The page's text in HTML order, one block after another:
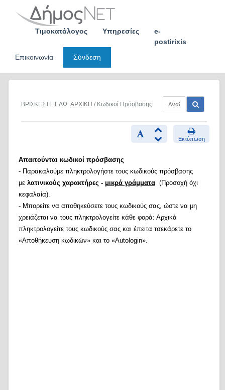
Τιμοκατάλογος Υπηρεσίες
e-
postirixis
Επικοινωνία
Σύνδεση
ΒΡΙΣΚΕΣΤΕ ΕΔΩ: ΑΡΧΙΚΗ / Κωδικοί Πρόσβασης
Εκτύπωση
Απαιτούνται κωδικοί πρόσβασης
- Παρακαλούμε πληκτρολογήστε τους κωδικούς πρόσβασης
με λατινικούς χαρακτήρες - μικρά γράμματα(Προσοχή όχι
κεφαλαία).
- Μπορείτε να αποθηκεύσετε τους κωδικούς σας, ώστε να μη
χρειάζεται να τους πληκτρολογείτε κάθε φορά: Αρχικά
πληκτρολογείτε τους κωδικούς σας και έπειτα τσεκάρετε το
«Αποθήκευση κωδικών» και το «Autologin».